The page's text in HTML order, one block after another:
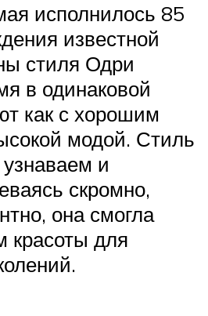
исполнилось 85
известной
стиля Одри
в одинаковой
как с хорошим
модой. Стиль
и
скромно,
она смогла
красоты для